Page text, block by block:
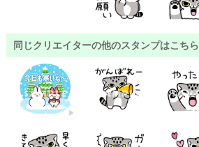
同じクリエイターの他のスタンプはこちら